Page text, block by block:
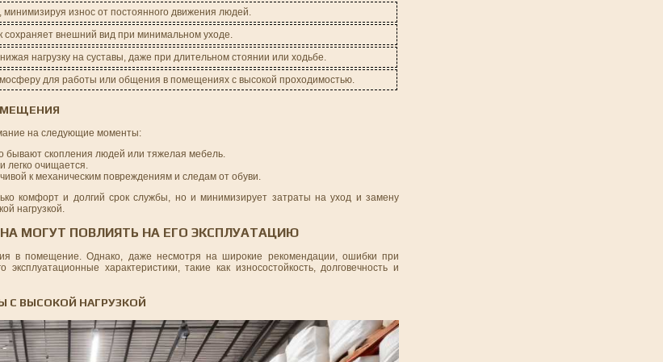
износ от постоянного движения людей.
сохраняет внешний вид при минимальном уходе.
нагрузку на суставы, даже при длительном стоянии или ходьбе.
для работы или общения в помещениях с высокой проходимостью.
на следующие моменты:
бывают скопления людей или тяжелая мебель.
легко очищается.
к механическим повреждениям и следам от обуви.
комфорт и долгий срок службы, но и минимизирует затраты на уход и замену
нагрузкой.
МОГУТ ПОВЛИЯТЬ НА ЕГО ЭКСПЛУАТАЦИЮ
в помещение. Однако, даже несмотря на широкие рекомендации, ошибки при
характеристики, такие как износостойкость, долговечность и
С ВЫСОКОЙ НАГРУЗКОЙ